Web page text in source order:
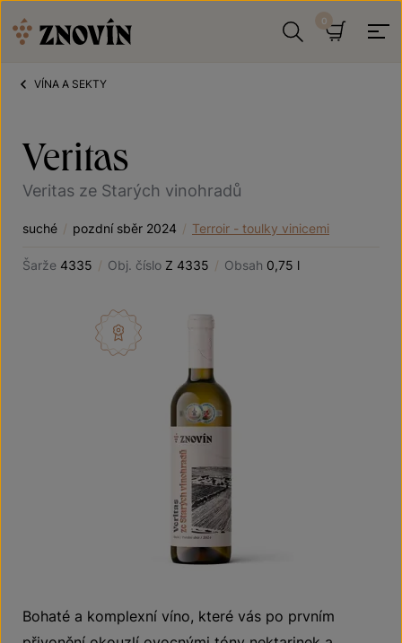
VÍNA A SEKTY
Veritas
Veritas ze Starých vinohradů
suché / pozdní sběr 2024 / Terroir - toulky vinicemi
Šarže 4335 / Obj. číslo Z 4335 / Obsah 0,75 l
Bohaté a komplexní víno, které vás po prvním